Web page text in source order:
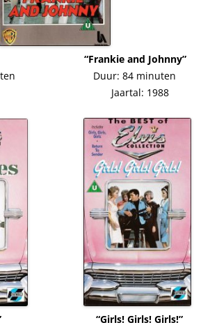
“Frankie and Johnny”
Duur: 84 minuten
1988 Jaartal: 1988
“Girls! Girls! Girls!”